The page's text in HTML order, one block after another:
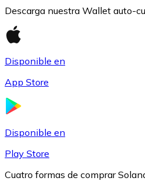
Descarga nuestra Wallet auto-
Disponible en
App Store
Disponible en
Play Store
Cuatro formas de comprar